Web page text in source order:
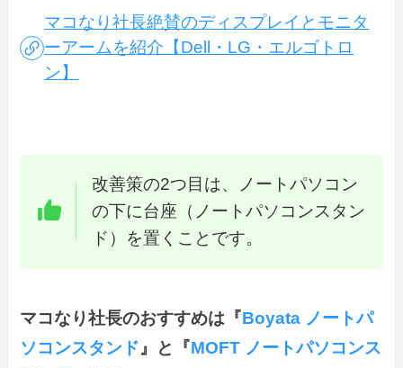
マコなり社長絶賛のディスプレイとモニタ
ーアームを紹介【Dell・LG・エルゴトロ
ン】
改善策の2つ目は、ノートパソコン
の下に台座（ノートパソコンスタン
ド）を置くことです。
マコなり社長のおすすめは『Boyata ノートパ
ソコンスタンド』と『MOFT ノートパソコンス